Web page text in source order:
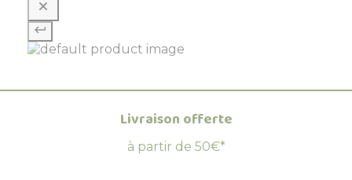
Livraison offerte
à partir de 50€*